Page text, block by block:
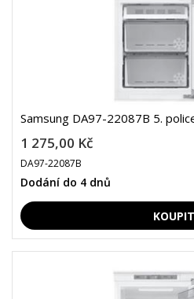
Samsung DA97-22087B 5.
1 275,00 Kč
DA97-22087B
Dodání do 4 dnů